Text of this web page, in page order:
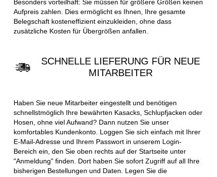
Besonders vorteilhaft: Sie müssen für größere Größen keinen
Aufpreis zahlen. Dies ermöglicht es Ihnen, Ihre gesamte
Belegschaft kosteneffizient einzukleiden, ohne dass
zusätzliche Kosten für Übergrößen anfallen.
SCHNELLE LIEFERUNG FÜR NEUE
MITARBEITER
Haben Sie neue Mitarbeiter eingestellt und benötigen
schnellstmöglich Ihre bewährten Kasacks, Schlupfjacken oder
Hosen, ohne viel Aufwand? Dann nutzen Sie unser
komfortables Kundenkonto. Loggen Sie sich einfach mit Ihrer
E-Mail-Adresse und Ihrem Passwort in unserem Login-
Bereich ein, den Sie oben rechts auf der Startseite unter
"Anmeldung" finden. Dort haben Sie sofort Zugriff auf all Ihre
bisherigen Bestellungen und Daten. Legen Sie die